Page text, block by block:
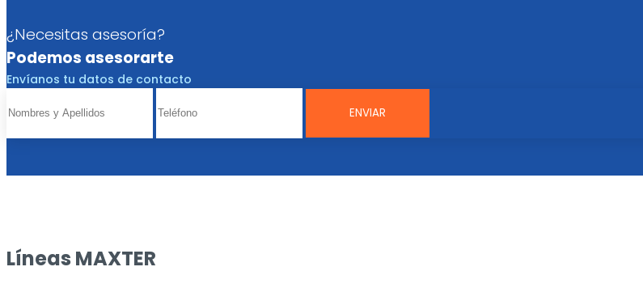
¿Necesitas asesoría?
Podemos asesorarte
Envíanos tu datos de contacto
Líneas MAXTER